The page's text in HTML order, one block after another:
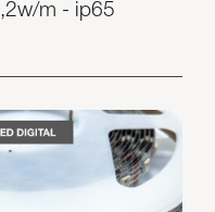
m - ip65